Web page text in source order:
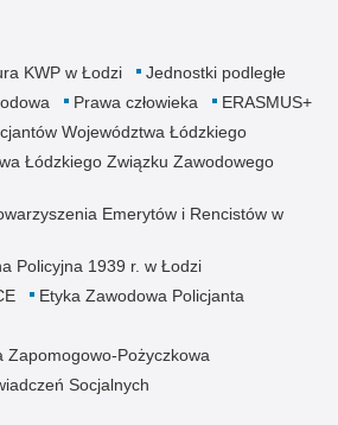
KWP w Łodzi
Jednostki podległe
Prawa człowieka
ERASMUS+
Województwa Łódzkiego
Łódzkiego Związku Zawodowego
Emerytów i Rencistów w
Policyjna 1939 r. w Łodzi
Etyka Zawodowa Policjanta
Zapomogowo-Pożyczkowa
Socjalnych